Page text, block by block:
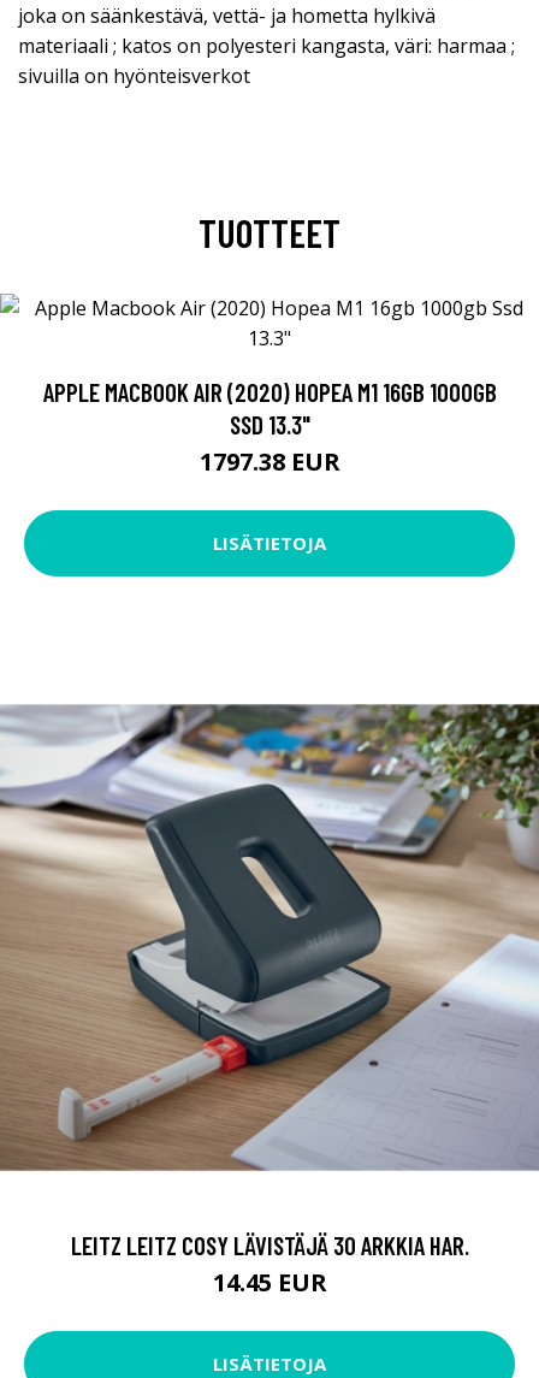
joka on säänkestävä, vettä- ja hometta hylkivä
materiaali ; katos on polyesteri kangasta, väri: harmaa ;
sivuilla on hyönteisverkot
TUOTTEET
APPLE MACBOOK AIR (2020) HOPEA M1 16GB 1000GB
SSD 13.3"
1797.38 EUR
LISÄTIETOJA
LEITZ LEITZ COSY LÄVISTÄJÄ 30 ARKKIA HAR.
14.45 EUR
LISÄTIETOJA